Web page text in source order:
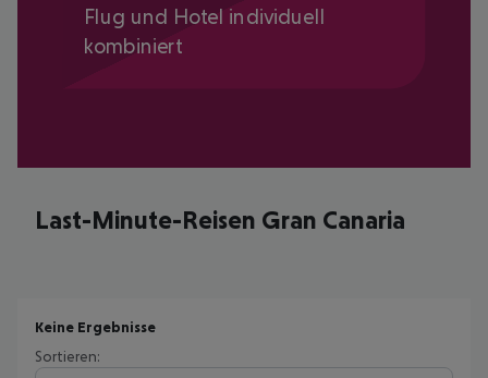
Flug und Hotel individuell
kombiniert
Last-Minute-Reisen Gran Canaria
Keine Ergebnisse
Sortieren: